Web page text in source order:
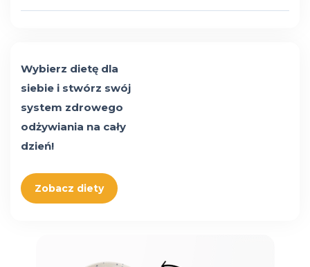
Wybierz dietę dla
siebie i stwórz swój
system zdrowego
odżywiania na cały
dzień!
Zobacz diety